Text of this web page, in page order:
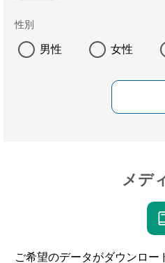
性別
男性 女性
メデ
ご希望のデータがダウンロ